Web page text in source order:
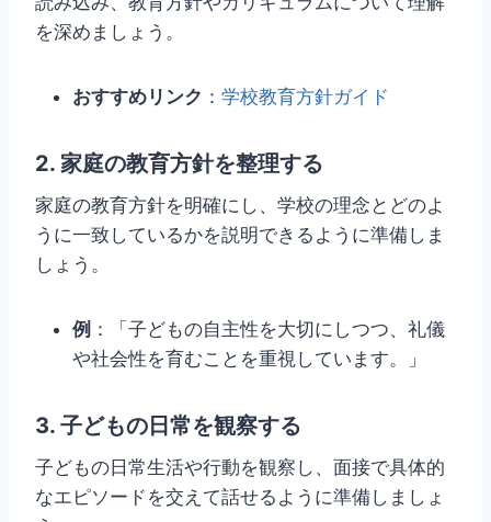
を深めましょう。
おすすめリンク ： 学校教育方針ガイド
2. 家庭の教育方針を整理する
家庭の教育方針を明確にし、学校の理念とどのよ
うに一致しているかを説明できるように準備しま
しょう。
例 ：「子どもの自主性を大切にしつつ、礼儀
や社会性を育むことを重視しています。」
3. 子どもの日常を観察する
子どもの日常生活や行動を観察し、面接で具体的
なエピソードを交えて話せるように準備しましょ